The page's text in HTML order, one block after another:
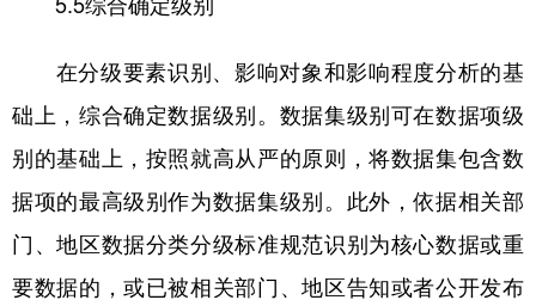
5.5综合确定级别
在分级要素识别、影响对象和影响程度分析的基
础上，综合确定数据级别。数据集级别可在数据项级
别的基础上，按照就高从严的原则，将数据集包含数
据项的最高级别作为数据集级别。此外，依据相关部
门、地区数据分类分级标准规范识别为核心数据或重
要数据的，或已被相关部门、地区告知或者公开发布